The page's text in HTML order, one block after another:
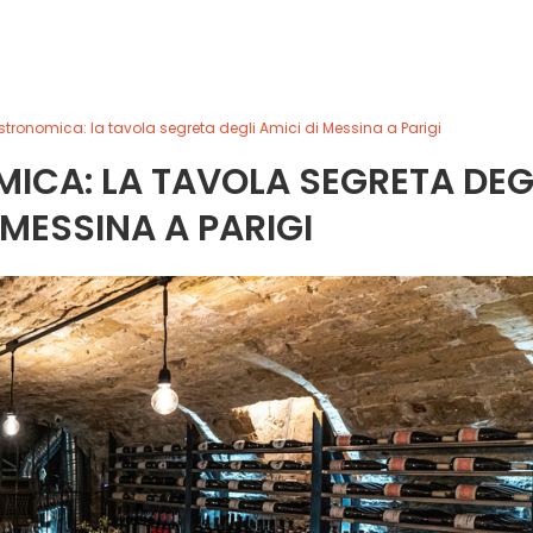
la tavola segreta degli Amici di Messina a Parigi
LA TAVOLA SEGRETA
A PARIGI